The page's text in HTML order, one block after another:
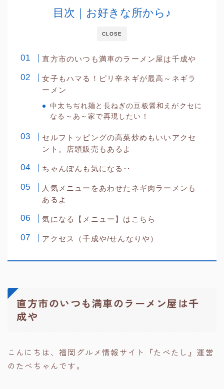
CLOSE
目次｜お好きな所から♪
直方市のいつも満車のラーメン屋は千成や
女子もハマる！ピリ辛ネギが最高～ネギラ
ーメン
中太ちぢれ麺と長ねぎの豆板醤和えがクセに
なる～あ～家で再現したい！
セルフトッピングの高菜炒めもいいアクセ
ント。店頭販売もあるよ
ちゃんぽんも気になる‥
人気メニューをあわせたネギ肉ラーメンも
あるよ
気になる【メニュー】はこちら
アクセス（千成や/せんなりや）
直方市のいつも満車のラーメン屋は千
成や
こんにちは、福岡グルメ情報サイト『たべたし』運営
のたべちゃんです。